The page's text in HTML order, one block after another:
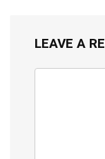
LEAVE A